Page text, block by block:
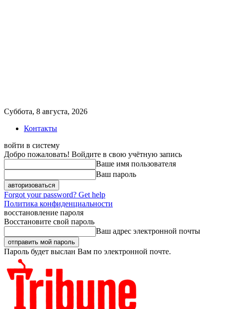
Суббота, 8 августа, 2026
Контакты
войти в систему
Добро пожаловать! Войдите в свою учётную запись
Ваше имя пользователя
Ваш пароль
Forgot your password? Get help
Политика конфиденциальности
восстановление пароля
Восстановите свой пароль
Ваш адрес электронной почты
Пароль будет выслан Вам по электронной почте.